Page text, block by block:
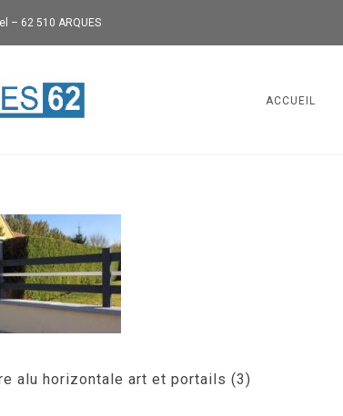
– 62 510 ARQUES
ACCUEIL
alu horizontale art et portails (3)